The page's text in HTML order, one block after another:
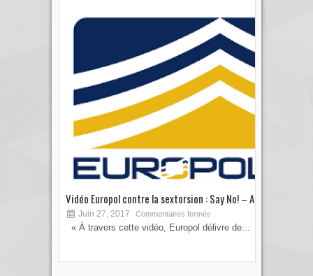
Vidéo Europol contre la sextorsion : Say No! – A...
Juin 27, 2017 Commentaires fermés
« À travers cette vidéo, Europol délivre de...